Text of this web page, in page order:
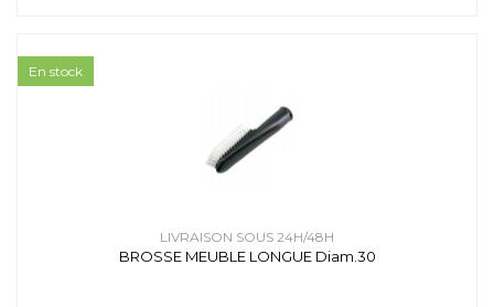
LIVRAISON SOUS 24H/48H
BROSSE MEUBLE LONGUE Diam.30
En stock